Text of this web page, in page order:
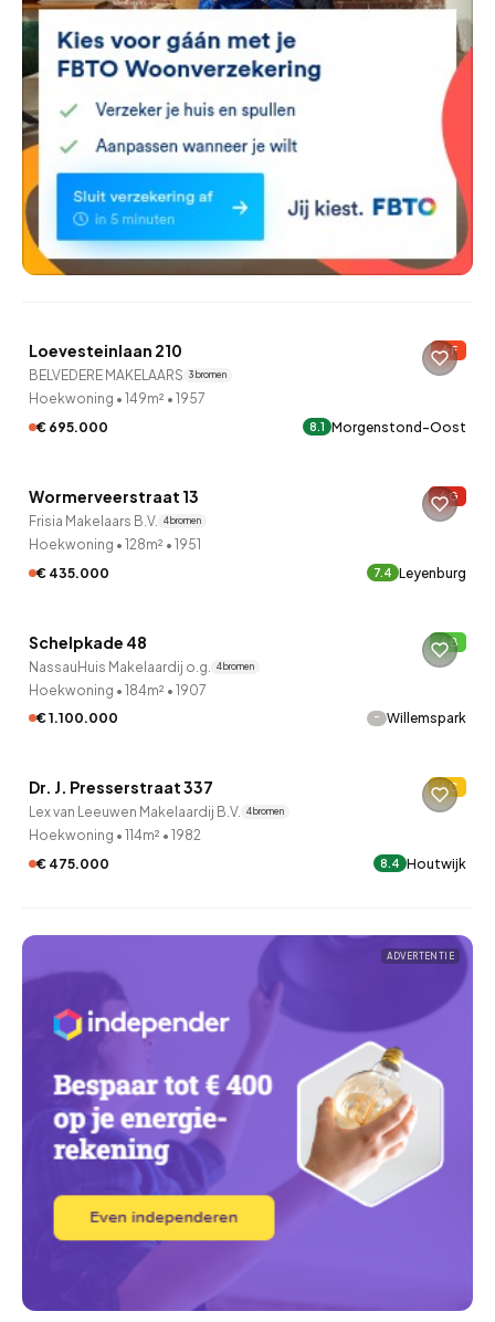
Loevesteinlaan 210 F
BELVEDERE MAKELAARS 3 bronnen
Hoekwoning • 149m² • 1957
€ 695.000
8.1 Morgenstond-Oost
Wormerveerstraat 13 G
Frisia Makelaars B.V. 4 bronnen
Hoekwoning • 128m² • 1951
€ 435.000
7.4 Leyenburg
Schelpkade 48 B
NassauHuis Makelaardij o.g. 4 bronnen
Hoekwoning • 184m² • 1907
€ 1.100.000
- Willemspark
Verkocht onder voorbehoud
Dr. J. Presserstraat 337 C
Lex van Leeuwen Makelaardij B.V. 4 bronnen
Hoekwoning • 114m² • 1982
€ 475.000
8.4 Houtwijk
ADVERTENTIE